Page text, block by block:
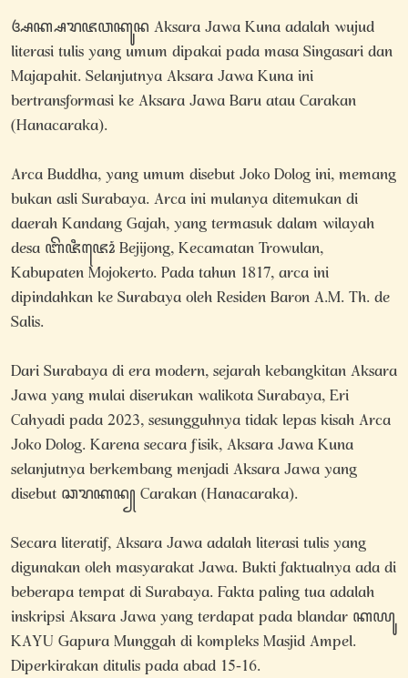
ꦄꦏ꧀ꦱꦫꦗꦮꦏꦸꦤ Aksara Jawa Kuna adalah wujud
literasi tulis yang umum dipakai pada masa Singasari dan
Majapahit. Selanjutnya Aksara Jawa Kuna ini
bertransformasi ke Aksara Jawa Baru atau Carakan
(Hanacaraka).
Arca Buddha, yang umum disebut Joko Dolog ini, memang
bukan asli Surabaya. Arca ini mulanya ditemukan di
daerah Kandang Gajah, yang termasuk dalam wilayah
desa ꦧꦼꦗꦶꦗꦺꦴꦁ Bejijong, Kecamatan Trowulan,
Kabupaten Mojokerto. Pada tahun 1817, arca ini
dipindahkan ke Surabaya oleh Residen Baron A.M. Th. de
Salis.
Dari Surabaya di era modern, sejarah kebangkitan Aksara
Jawa yang mulai diserukan walikota Surabaya, Eri
Cahyadi pada 2023, sesungguhnya tidak lepas kisah Arca
Joko Dolog. Karena secara fisik, Aksara Jawa Kuna
selanjutnya berkembang menjadi Aksara Jawa yang
disebut ꦕꦫꦏꦤ꧀ Carakan (Hanacaraka).
Secara literatif, Aksara Jawa adalah literasi tulis yang
digunakan oleh masyarakat Jawa. Bukti faktualnya ada di
beberapa tempat di Surabaya. Fakta paling tua adalah
inskripsi Aksara Jawa yang terdapat pada blandar ꦏꦪꦸ
KAYU Gapura Munggah di kompleks Masjid Ampel.
Diperkirakan ditulis pada abad 15-16.